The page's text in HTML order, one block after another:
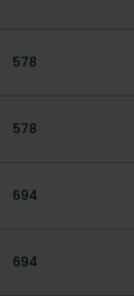
578
578
694
694